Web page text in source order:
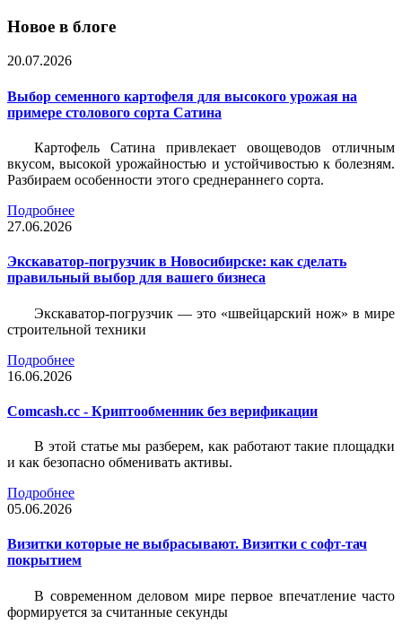
Новое в блоге
20.07.2026
Выбор семенного картофеля для высокого урожая на
примере столового сорта Сатина
Картофель Сатина привлекает овощеводов отличным
вкусом, высокой урожайностью и устойчивостью к болезням.
Разбираем особенности этого среднераннего сорта.
Подробнее
27.06.2026
Экскаватор-погрузчик в Новосибирске: как сделать
правильный выбор для вашего бизнеса
Экскаватор-погрузчик — это «швейцарский нож» в мире
строительной техники
Подробнее
16.06.2026
Comcash.cc - Криптообменник без верификации
В этой статье мы разберем, как работают такие площадки
и как безопасно обменивать активы.
Подробнее
05.06.2026
Визитки которые не выбрасывают. Визитки с софт-тач
покрытием
В современном деловом мире первое впечатление часто
формируется за считанные секунды